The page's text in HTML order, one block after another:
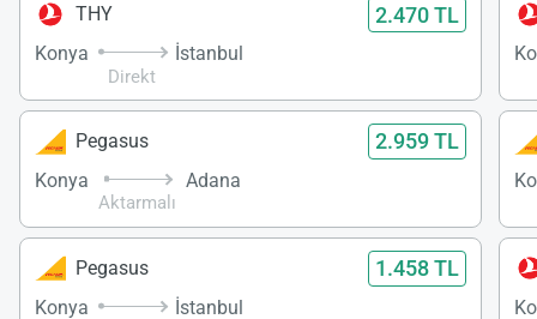
THY 2.470 TL
Konya
Direkt
İstanbul
Pegasus 2.959 TL
Konya
Aktarmalı
Adana
Pegasus 1.458 TL
Konya İstanbul